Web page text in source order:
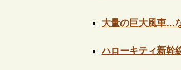
大量の巨大風車…
ハローキティ新幹